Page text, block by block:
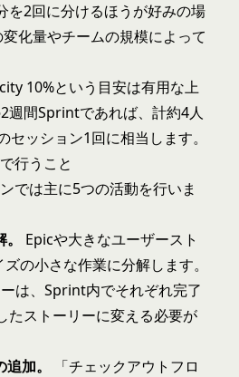
を2回に分けるほうが好みの場
化量やチームの規模によって
10%という目安は有用な上
週間Sprintであれば、計約4人
セッション1回に相当します。
行うこと
では主に5つの活動を行いま
Epicや大きなユーザースト
の小さな作業に分解します。
は、Sprint内でそれぞれ完了
たストーリーに変える必要が
加。
「チェックアウトフロ